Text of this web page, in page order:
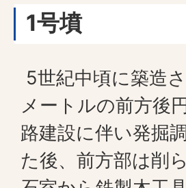
1号墳
5世紀中頃に築造
メートルの前方後
路建設に伴い発掘
た後、前方部は削